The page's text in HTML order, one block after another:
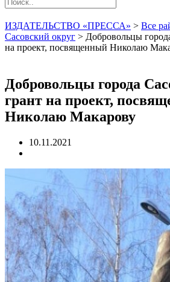
ИЗДАТЕЛЬСТВО «ПРЕССА» > Все
Сасовский округ > Добровольцы
на проект, посвященный Николаю
Добровольцы города
грант на проект,
Николаю Макарову
10.11.2021